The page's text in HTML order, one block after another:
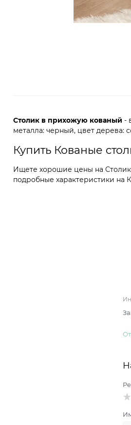
Столик в прихожую кованый -
металла: черный, цвет дерева:
Купить Кованые
Ищете хорошие цены на
подробные характеристики на